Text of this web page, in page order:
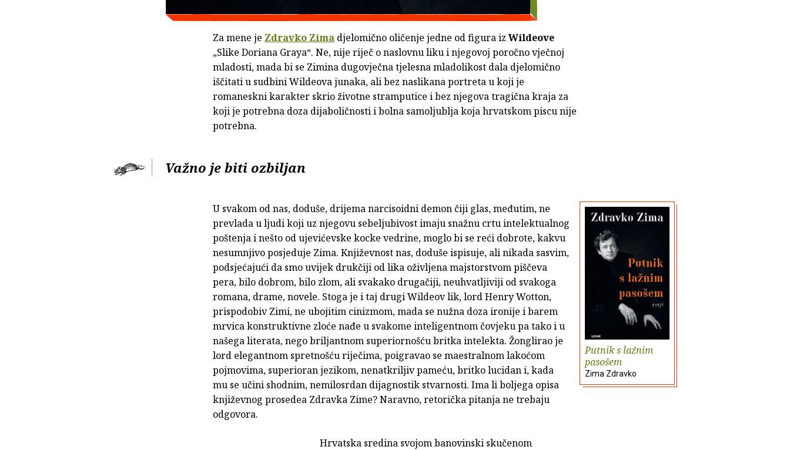
Za mene je Zdravko Zima djelomično oličenje jedne od figura izWildeove
„Slike Doriana Graya“. Ne, nije riječ o naslovnu liku i njegovoj poročno vječnoj
mladosti, mada bi se Zimina dugovječna tjelesna mladolikost dala djelomično
iščitati u sudbini Wildeova junaka, ali bez naslikana portreta u koji je
romaneskni karakter skrio životne stramputice i bez njegova tragična kraja za
koji je potrebna doza dijaboličnosti i bolna samoljublja koja hrvatskom piscu nije
potrebna.
Važno je biti ozbiljan
Putnik s lažnim
pasošem
Zima Zdravko
U svakom od nas, doduše, drijema narcisoidni demon čiji glas, međutim, ne
prevlada u ljudi koji uz njegovu sebeljubivost imaju snažnu crtu intelektualnog
poštenja i nešto od ujevićevske kocke vedrine, moglo bi se reći dobrote, kakvu
nesumnjivo posjeduje Zima. Književnost nas, doduše ispisuje, ali nikada sasvim,
podsjećajući da smo uvijek drukčiji od lika oživljena majstorstvom piščeva
pera, bilo dobrom, bilo zlom, ali svakako drugačiji, neuhvatljiviji od svakoga
romana, drame, novele. Stoga je i taj drugi Wildeov lik, lord Henry Wotton,
prispodobiv Zimi, ne ubojitim cinizmom, mada se nužna doza ironije i barem
mrvica konstruktivne zloće nađe u svakome inteligentnom čovjeku pa tako i u
našega literata, nego briljantnom superiornošću britka intelekta. Žonglirao je
lord elegantnom spretnošću riječima, poigravao se maestralnom lakoćom
pojmovima, superioran jezikom, nenatkriljiv pameću, britko lucidan i, kada
mu se učini shodnim, nemilosrdan dijagnostik stvarnosti. Ima li boljega opisa
književnog prosedea Zdravka Zime? Naravno, retorička pitanja ne trebaju
odgovora.
Hrvatska sredina svojom banovinski skučenom